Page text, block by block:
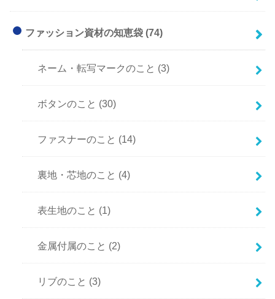
ファッション資材の知恵袋(74)
ネーム・転写マークのこと (3)
ボタンのこと (30)
ファスナーのこと (14)
裏地・芯地のこと (4)
表生地のこと (1)
金属付属のこと (2)
リブのこと (3)